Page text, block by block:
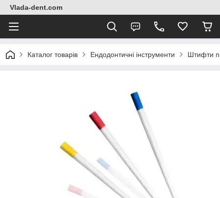
Vlada-dent.com
Каталог товарів Ендодонтичні інструменти Штифти